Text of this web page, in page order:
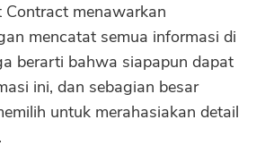
Contract menawarkan
mencatat semua informasi di
berarti bahwa siapapun dapat
ini, dan sebagian besar
untuk merahasiakan detail